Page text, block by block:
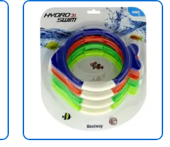
Este
producto
variantes.
opciones
se